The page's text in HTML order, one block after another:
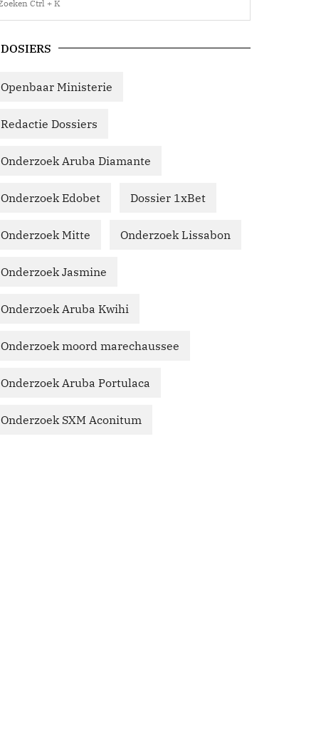
DOSIERS
Openbaar Ministerie
Redactie Dossiers
Onderzoek Aruba Diamante
Onderzoek Edobet Dossier 1xBet
Onderzoek Mitte Onderzoek Lissabon
Onderzoek Jasmine
Onderzoek Aruba Kwihi
Onderzoek moord marechaussee
Onderzoek Aruba Portulaca
Onderzoek SXM Aconitum